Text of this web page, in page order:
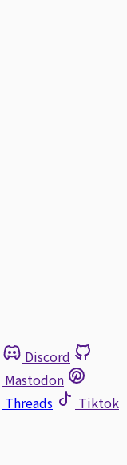
Discord
Mastodon
Threads
Tiktok